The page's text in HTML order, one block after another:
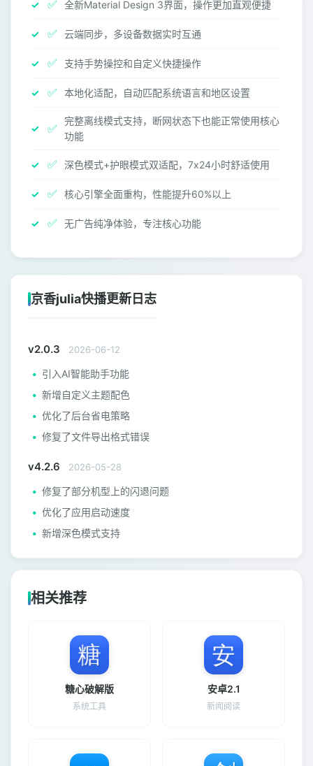
✅ 全新Material Design 3界面，操作更加直观便捷
✅ 云端同步，多设备数据实时互通
✅ 支持手势操控和自定义快捷操作
✅ 本地化适配，自动匹配系统语言和地区设置
✅
完整离线模式支持，断网状态下也能正常使用核心
功能
✅ 深色模式+护眼模式双适配，7x24小时舒适使用
✅ 核心引擎全面重构，性能提升60%以上
✅ 无广告纯净体验，专注核心功能
京香julia快播更新日志
v2.0.3 2026-06-12
引入AI智能助手功能
新增自定义主题配色
优化了后台省电策略
修复了文件导出格式错误
v4.2.6 2026-05-28
修复了部分机型上的闪退问题
优化了应用启动速度
新增深色模式支持
相关推荐
糖心破解版
系统工具
安卓2.1
新闻阅读